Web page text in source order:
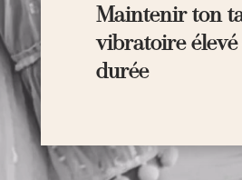
Maintenir ton
vibratoire
durée